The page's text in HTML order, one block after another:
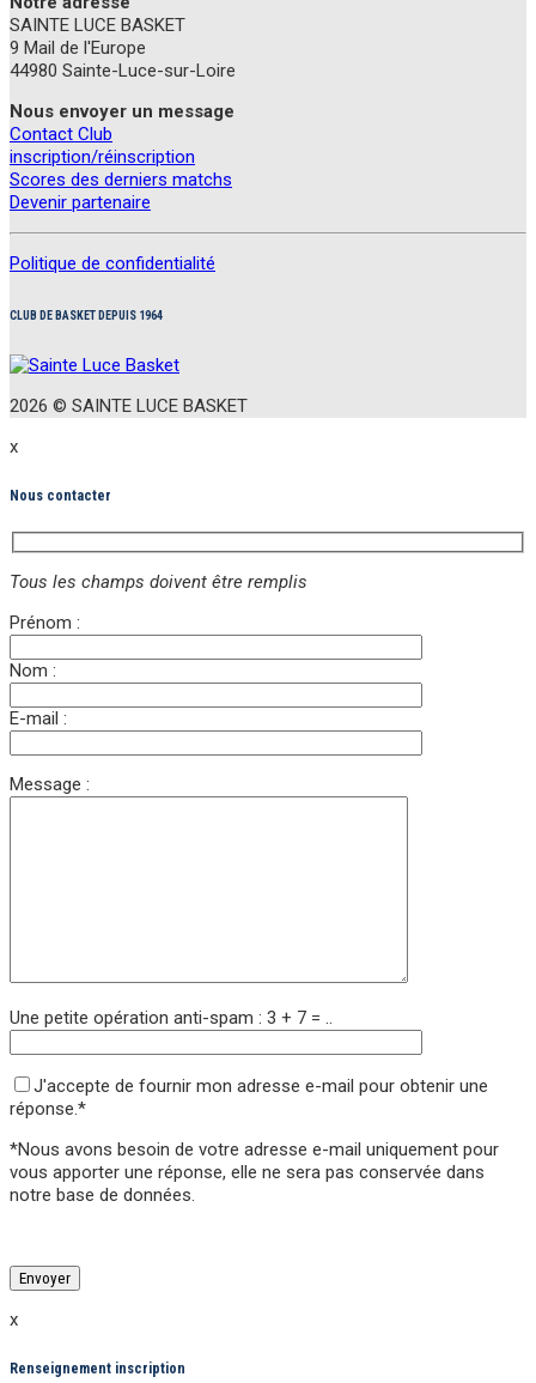
SAINTE LUCE BASKET
9 Mail de l'Europe
44980 Sainte-Luce-sur-Loire
Nous envoyer un message
Contact Club
inscription/réinscription
Scores des derniers matchs
Devenir partenaire
Politique de confidentialité
CLUB DE BASKET DEPUIS 1964
2026 © SAINTE LUCE BASKET
x
Nous contacter
Tous les champs doivent être remplis
Prénom :
Nom :
E-mail :
Message :
Une petite opération anti-spam : 3 + 7 = ..
J'accepte de fournir mon adresse e-mail pour obtenir une
réponse.*
*Nous avons besoin de votre adresse e-mail uniquement pour
vous apporter une réponse, elle ne sera pas conservée dans
notre base de données.
x
Renseignement inscription